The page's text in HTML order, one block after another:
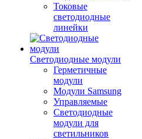
Токовые
светодиодные
линейки
Светодиодные модули
Герметичные
модули
Модули Samsung
Управляемые
Светодиодные
модули для
светильников